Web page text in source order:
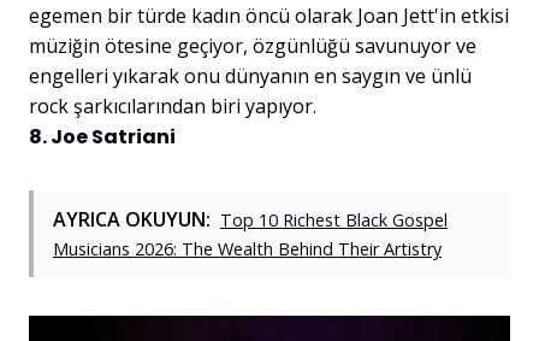
egemen bir türde kadın öncü olarak Joan Jett'in etkisi
müziğin ötesine geçiyor, özgünlüğü savunuyor ve
engelleri yıkarak onu dünyanın en saygın ve ünlü
rock şarkıcılarından biri yapıyor.
8. Joe Satriani
AYRICA OKUYUN: Top 10 Richest Black Gospel
Musicians 2026: The Wealth Behind Their Artistry